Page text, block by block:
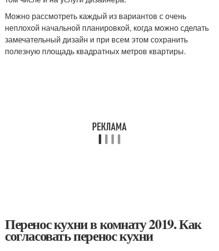
Можно рассмотреть каждый из вариантов с очень
неплохой начальной планировкой, когда можно сделать
замечательный дизайн и при всем этом сохранить
полезную площадь квадратных метров квартиры.
Перенос кухни в комнату 2019. Как
согласовать перенос кухни